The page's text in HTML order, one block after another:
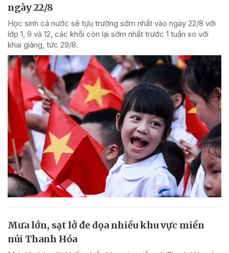
ngày 22/8
Học sinh cả nước sẽ tựu trường sớm nhất vào ngày 22/8 với
lớp 1, 9 và 12, các khối còn lại sớm nhất trước 1 tuần so với
khai giảng, tức 29/8.
Mưa lớn, sạt lở đe dọa nhiều khu vực miền
núi Thanh Hóa